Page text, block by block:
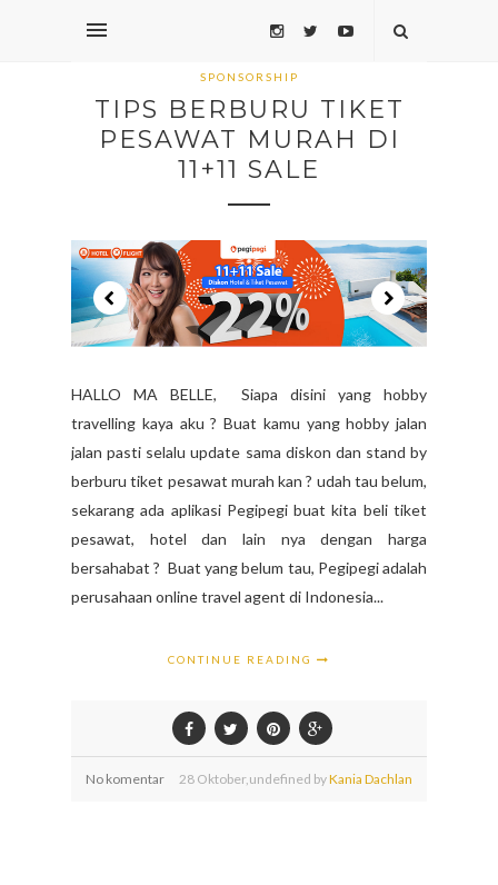
SPONSORSHIP
TIPS BERBURU TIKET
PESAWAT MURAH DI
11+11 SALE
HALLO MA BELLE, Siapa disini yang hobby
travelling kaya aku ? Buat kamu yang hobby jalan
jalan pasti selalu update sama diskon dan stand by
berburu tiket pesawat murah kan ? udah tau belum,
sekarang ada aplikasi Pegipegi buat kita beli tiket
pesawat, hotel dan lain nya dengan harga
bersahabat ? Buat yang belum tau, Pegipegi adalah
perusahaan online travel agent di Indonesia...
CONTINUE READING
No komentar 28 Oktober,undefined byKania Dachlan